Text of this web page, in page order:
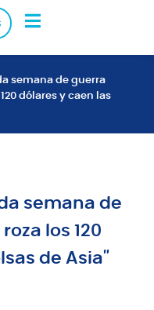
semana de guerra
dólares y caen las
semana de
los 120
de Asia"